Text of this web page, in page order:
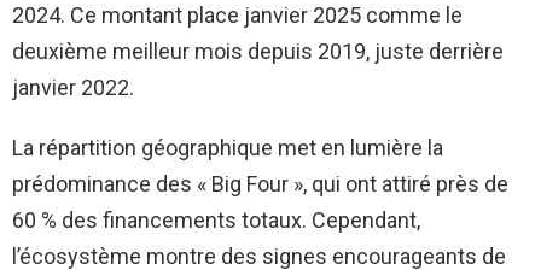
2024. Ce montant place janvier 2025 comme le
deuxième meilleur mois depuis 2019, juste derrière
janvier 2022.
La répartition géographique met en lumière la
prédominance des « Big Four », qui ont attiré près de
60 % des financements totaux. Cependant,
l’écosystème montre des signes encourageants de